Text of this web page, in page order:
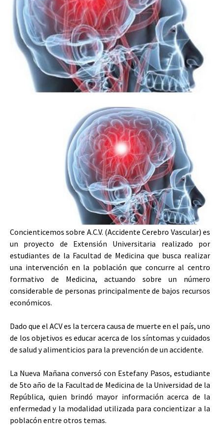
Concienticemos sobre A.C.V. (Accidente Cerebro Vascular) es
un proyecto de Extensión Universitaria realizado por
estudiantes de la Facultad de Medicina que busca realizar
una intervención en la población que concurre al centro
formativo de Medicina, actuando sobre un número
considerable de personas principalmente de bajos recursos
económicos.
Dado que el ACV es la tercera causa de muerte en el país, uno
de los objetivos es educar acerca de los síntomas y cuidados
de salud y alimenticios para la prevención de un accidente.
La Nueva Mañana conversó con Estefany Pasos, estudiante
de 5to año de la Facultad de Medicina de la Universidad de la
República, quien brindó mayor información acerca de la
enfermedad y la modalidad utilizada para concientizar a la
poblacón entre otros temas.